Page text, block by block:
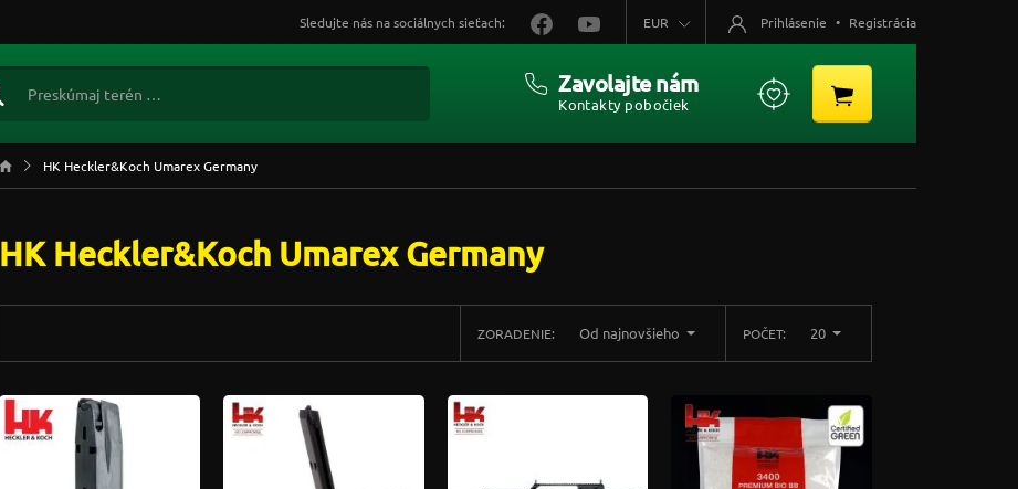
HK Heckler&Koch Umarex Germany
HK Heckler&Koch Umarex Germany
POČET: 20
ZORADENIE: Od najnovšieho
Sledujte nás na sociálnych sieťach: EUR Prihlásenie • Registrácia
Zavolajte nám
Kontakty pobočiek